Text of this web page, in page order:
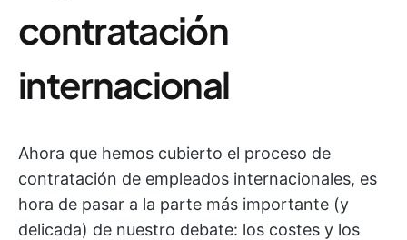
contratación
internacional
Ahora que hemos cubierto el proceso de
contratación de empleados internacionales, es
hora de pasar a la parte más importante (y
delicada) de nuestro debate: los costes y los